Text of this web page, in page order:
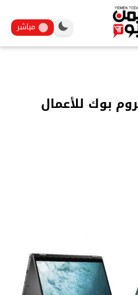
مباشر
بوك للأعمال